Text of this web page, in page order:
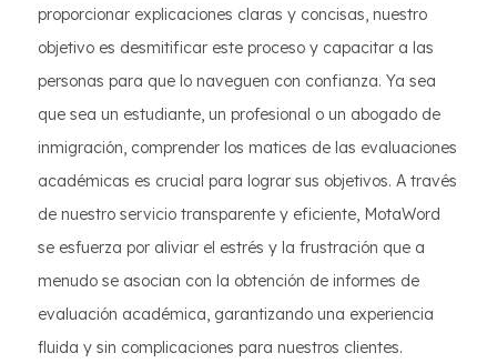
proporcionar explicaciones claras y concisas, nuestro
objetivo es desmitificar este proceso y capacitar a las
personas para que lo naveguen con confianza. Ya sea
que sea un estudiante, un profesional o un abogado de
inmigración, comprender los matices de las evaluaciones
académicas es crucial para lograr sus objetivos. A través
de nuestro servicio transparente y eficiente, MotaWord
se esfuerza por aliviar el estrés y la frustración que a
menudo se asocian con la obtención de informes de
evaluación académica, garantizando una experiencia
fluida y sin complicaciones para nuestros clientes.